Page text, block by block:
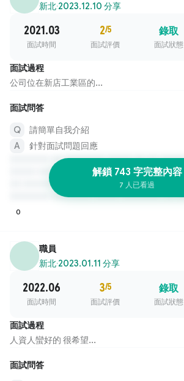
新北·2023.12.10 分享
2021.03
面試時間
2/5
面試評價
錄取
面試狀態
面試過程
公司位在新店工業區的...
面試問答
請簡單自我介紹
針對面試問題回應
解鎖 743 字完整內容
7 人已看過
0
職員
新北·2023.01.11 分享
2022.06
面試時間
3/5
面試評價
錄取
面試狀態
面試過程
人資人蠻好的 很希望...
面試問答